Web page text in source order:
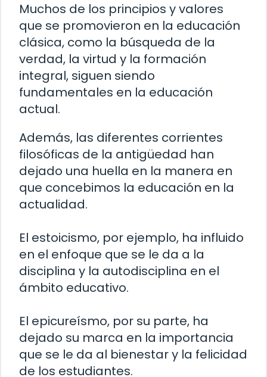
Muchos de los principios y valores
que se promovieron en la educación
clásica, como la búsqueda de la
verdad, la virtud y la formación
integral, siguen siendo
fundamentales en la educación
actual.
Además, las diferentes corrientes
filosóficas de la antigüedad han
dejado una huella en la manera en
que concebimos la educación en la
actualidad.
El estoicismo, por ejemplo, ha influido
en el enfoque que se le da a la
disciplina y la autodisciplina en el
ámbito educativo.
El epicureísmo, por su parte, ha
dejado su marca en la importancia
que se le da al bienestar y la felicidad
de los estudiantes.